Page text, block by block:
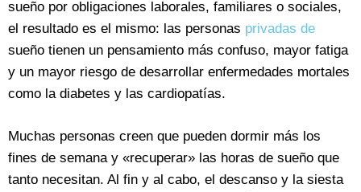
sueño por obligaciones laborales, familiares o sociales,
el resultado es el mismo: las personas privadas de
sueño tienen un pensamiento más confuso, mayor fatiga
y un mayor riesgo de desarrollar enfermedades mortales
como la diabetes y las cardiopatías.
Muchas personas creen que pueden dormir más los
fines de semana y «recuperar» las horas de sueño que
tanto necesitan. Al fin y al cabo, el descanso y la siesta